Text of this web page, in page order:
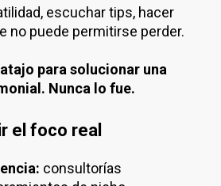
escuchar tips, hacer
no puede permitirse perder.
para solucionar una
Nunca lo fue.
el foco real
consultorías